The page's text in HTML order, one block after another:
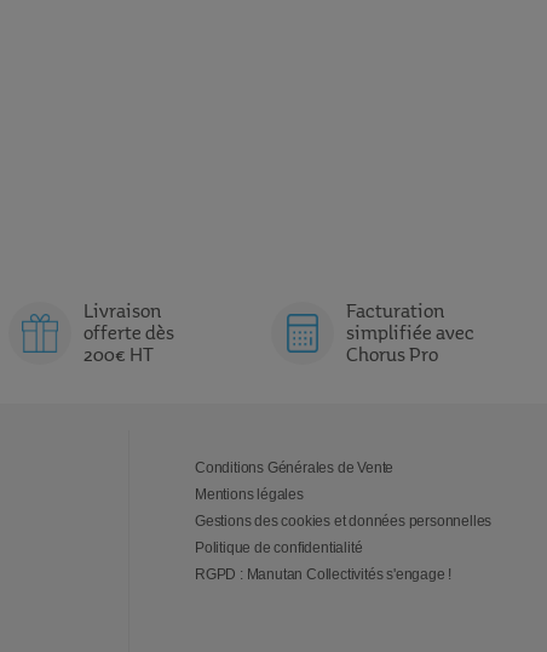
Livraison
offerte dès
200€ HT
Facturation
simplifiée avec
Chorus Pro
Conditions Générales de Vente
Mentions légales
Gestions des cookies et données personnelles
Politique de confidentialité
RGPD : Manutan Collectivités s'engage !